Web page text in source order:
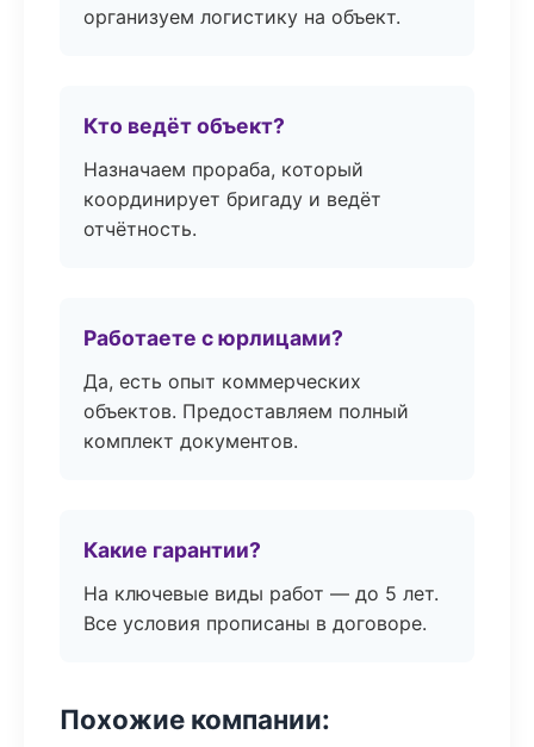
организуем логистику на объект.
Кто ведёт объект?
Назначаем прораба, который
координирует бригаду и ведёт
отчётность.
Работаете с юрлицами?
Да, есть опыт коммерческих
объектов. Предоставляем полный
комплект документов.
Какие гарантии?
На ключевые виды работ — до 5 лет.
Все условия прописаны в договоре.
Похожие компании: